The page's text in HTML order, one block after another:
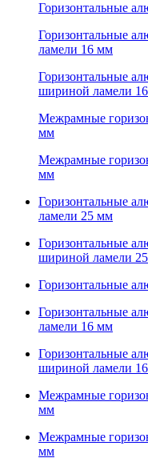
Горизонтальные
Горизонтальные
ламели 16 мм
Горизонтальные
шириной ламели
Межрамные
мм
Межрамные
мм
Горизонтальные
ламели 25 мм
Горизонтальные
шириной ламели
Горизонтальные
Горизонтальные
ламели 16 мм
Горизонтальные
шириной ламели
Межрамные
мм
Межрамные
мм